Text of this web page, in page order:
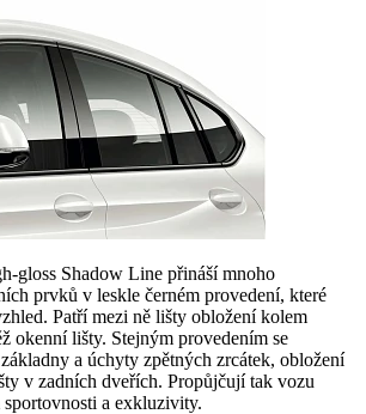
gloss Shadow Line přináší mnoho
prvků v leskle černém provedení, které
Patří mezi ně lišty obložení kolem
okenní lišty. Stejným provedením se
a úchyty zpětných zrcátek, obložení
v zadních dveřích. Propůjčují tak vozu
a exkluzivity.